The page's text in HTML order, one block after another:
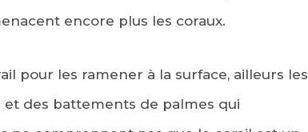
encore plus les coraux.
pour les ramener à la surface, ailleurs les
des battements de palmes qui